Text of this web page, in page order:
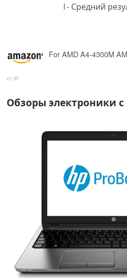
- Средний
v1.35
Обзоры электроники с